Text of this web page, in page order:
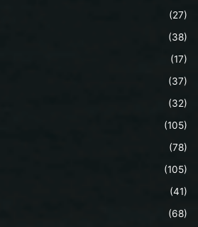
(27)
(38)
(17)
(37)
(32)
(105)
(78)
(105)
(41)
(68)